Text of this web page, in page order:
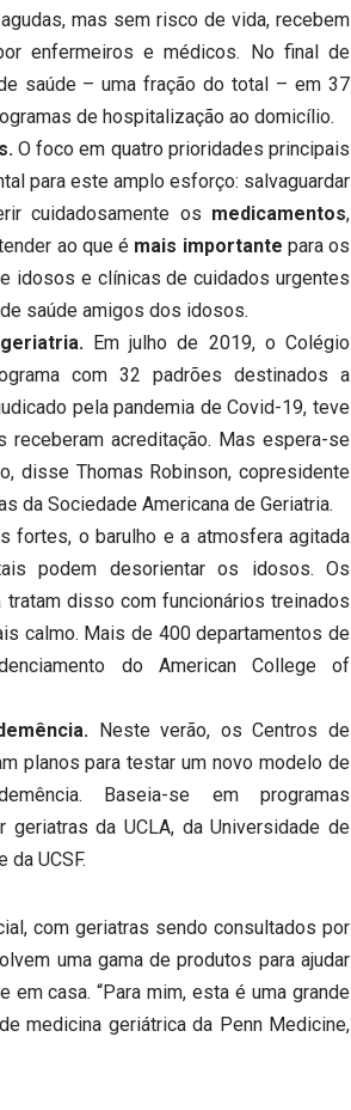
mas sem risco de vida, recebem
enfermeiros e médicos. No final de
saúde – uma fração do total – em 37
de hospitalização ao domicílio.
O foco em quatro prioridades principais
para este amplo esforço: salvaguardar
cuidadosamente os medicamentos,
ao que é mais importante para os
idosos e clínicas de cuidados urgentes
saúde amigos dos idosos.
Em julho de 2019, o Colégio
com 32 padrões destinados a
pela pandemia de Covid-19, teve
acreditação. Mas espera-se
disse Thomas Robinson, copresidente
da Sociedade Americana de Geriatria.
fortes, o barulho e a atmosfera agitada
podem desorientar os idosos. Os
disso com funcionários treinados
calmo. Mais de 400 departamentos de
do American College of
Neste verão, os Centros de
planos para testar um novo modelo de
Baseia-se em programas
da UCLA, da Universidade de
UCSF.
com geriatras sendo consultados por
uma gama de produtos para ajudar
casa. “Para mim, esta é uma grande
medicina geriátrica da Penn Medicine,